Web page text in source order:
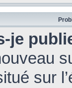
je
sur